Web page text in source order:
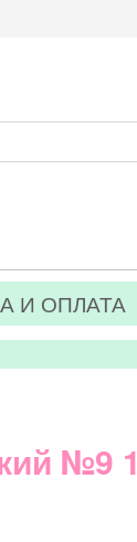
И ОПЛАТА
№9 1